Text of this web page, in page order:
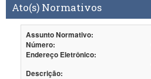
Ato(s) Normativos
Assunto Normativo:
Número:
Endereço Eletrônico:
Descrição: